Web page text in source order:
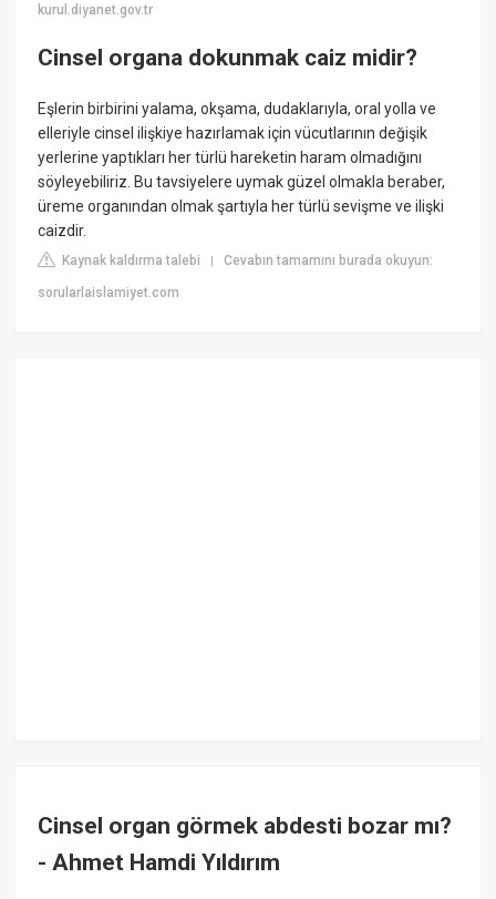
kurul.diyanet.gov.tr
Cinsel organa dokunmak caiz midir?
Eşlerin birbirini yalama, okşama, dudaklarıyla, oral yolla ve
elleriyle cinsel ilişkiye hazırlamak için vücutlarının değişik
yerlerine yaptıkları her türlü hareketin haram olmadığını
söyleyebiliriz. Bu tavsiyelere uymak güzel olmakla beraber,
üreme organından olmak şartıyla her türlü sevişme ve ilişki
caizdir.
Kaynak kaldırma talebi |Cevabın tamamını burada okuyun:
sorularlaislamiyet.com
Cinsel organ görmek abdesti bozar mı?
- Ahmet Hamdi Yıldırım